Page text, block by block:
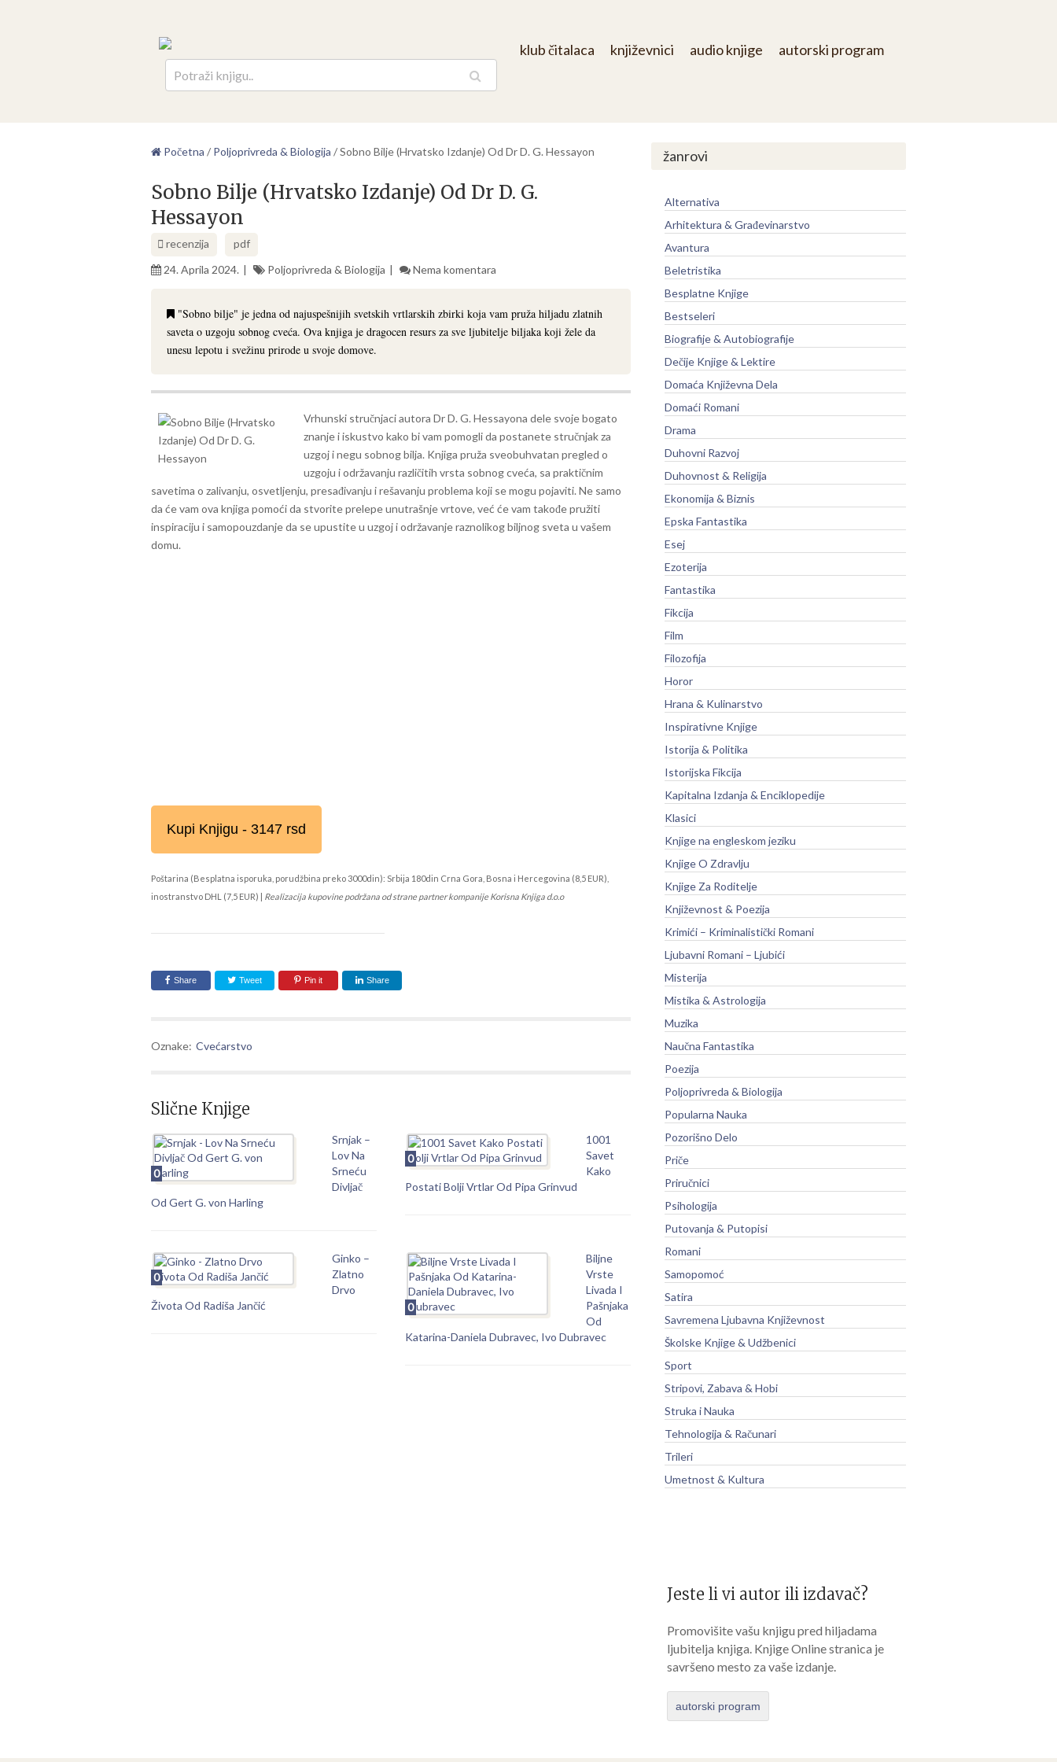
klub čitalaca književnici audio knjige autorski program
Početna / Poljoprivreda & Biologija /Sobno Bilje (Hrvatsko Izdanje) Od Dr D. G. Hessayon
Sobno Bilje (Hrvatsko Izdanje) Od Dr D. G.
Hessayon
recenzija
pdf
24. Aprila 2024.
Poljoprivreda & Biologija Nema komentara
"Sobno bilje" je jedna od najuspešnijih svetskih vrtlarskih zbirki koja vam pruža hiljadu zlatnih
saveta o uzgoju sobnog cveća. Ova knjiga je dragocen resurs za sve ljubitelje biljaka koji žele da
unesu lepotu i svežinu prirode u svoje domove.
Vrhunski stručnjaci autora Dr D. G. Hessayona dele svoje bogato
znanje i iskustvo kako bi vam pomogli da postanete stručnjak za
uzgoj i negu sobnog bilja. Knjiga pruža sveobuhvatan pregled o
uzgoju i održavanju različitih vrsta sobnog cveća, sa praktičnim
savetima o zalivanju, osvetljenju, presađivanju i rešavanju problema koji se mogu pojaviti. Ne samo
da će vam ova knjiga pomoći da stvorite prelepe unutrašnje vrtove, već će vam takođe pružiti
inspiraciju i samopouzdanje da se upustite u uzgoj i održavanje raznolikog biljnog sveta u vašem
domu.
Kupi Knjigu - 3147 rsd
Poštarina (Besplatna isporuka, porudžbina preko 3000din): Srbija 180din Crna Gora, Bosna i Hercegovina (8,5 EUR),
inostranstvo DHL (7,5 EUR) | Realizacija kupovine podržana od strane partner kompanije Korisna Knjiga d.o.o
Share Tweet Pin it Share
Oznake: Cvećarstvo
Slične Knjige
0
Srnjak –
Lov Na
Srneću
Divljač
Od Gert G. von Harling
0
1001
Savet
Kako
Postati Bolji Vrtlar Od Pipa Grinvud
0
Ginko –
Zlatno
Drvo
Života Od Radiša Jančić
0
Biljne
Vrste
Livada I
Pašnjaka
Od
Katarina-Daniela Dubravec, Ivo Dubravec
žanrovi
Alternativa
Arhitektura & Građevinarstvo
Avantura
Beletristika
Besplatne Knjige
Bestseleri
Biografije & Autobiografije
Dečije Knjige & Lektire
Domaća Književna Dela
Domaći Romani
Drama
Duhovni Razvoj
Duhovnost & Religija
Ekonomija & Biznis
Epska Fantastika
Esej
Ezoterija
Fantastika
Fikcija
Film
Filozofija
Horor
Hrana & Kulinarstvo
Inspirativne Knjige
Istorija & Politika
Istorijska Fikcija
Kapitalna Izdanja & Enciklopedije
Klasici
Knjige na engleskom jeziku
Knjige O Zdravlju
Knjige Za Roditelje
Književnost & Poezija
Krimići – Kriminalistički Romani
Ljubavni Romani – Ljubići
Misterija
Mistika & Astrologija
Muzika
Naučna Fantastika
Poezija
Poljoprivreda & Biologija
Popularna Nauka
Pozorišno Delo
Priče
Priručnici
Psihologija
Putovanja & Putopisi
Romani
Samopomoć
Satira
Savremena Ljubavna Književnost
Školske Knjige & Udžbenici
Sport
Stripovi, Zabava & Hobi
Struka i Nauka
Tehnologija & Računari
Trileri
Umetnost & Kultura
Jeste li vi autor ili izdavač?
Promovišite vašu knjigu pred hiljadama
ljubitelja knjiga. Knjige Online stranica je
savršeno mesto za vaše izdanje.
autorski program